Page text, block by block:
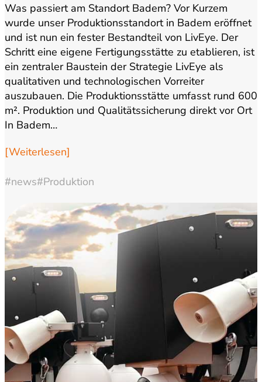
Was passiert am Standort Badem? Vor Kurzem
wurde unser Produktionsstandort in Badem eröffnet
und ist nun ein fester Bestandteil von LivEye. Der
Schritt eine eigene Fertigungsstätte zu etablieren, ist
ein zentraler Baustein der Strategie LivEye als
qualitativen und technologischen Vorreiter
auszubauen. Die Produktionsstätte umfasst rund 600
m². Produktion und Qualitätssicherung direkt vor Ort
In Badem…
[Weiterlesen]
#news#Produktion